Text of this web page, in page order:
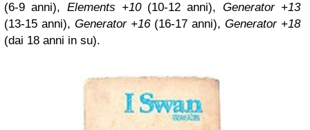
(6-9 anni), Elements +10(10-12 anni), Generator +13
(13-15 anni), Generator +16(16-17 anni), Generator +18
(dai 18 anni in su).